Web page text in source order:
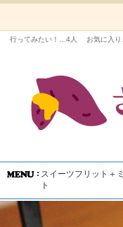
行ってみたい！… 4人 お気に入り
スイーツフリット＋
ト